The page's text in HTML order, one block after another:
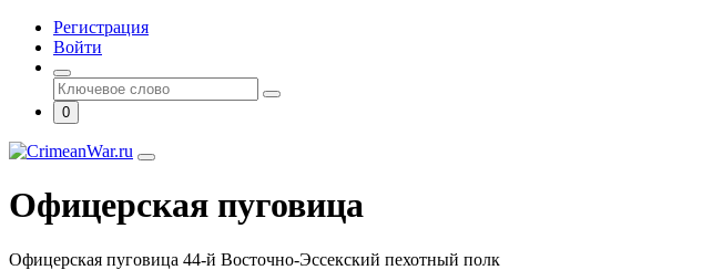
Регистрация
Войти
0
Офицерская пуговица
Офицерская пуговица 44-й Восточно-Эссекский пехотный полк